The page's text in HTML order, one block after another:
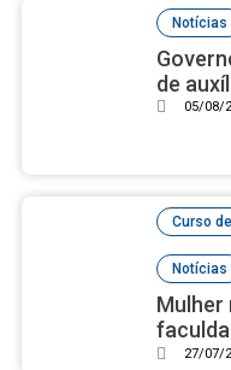
Notícias
de
05/08/
Curso
Notícias
Mulher
com27/07/